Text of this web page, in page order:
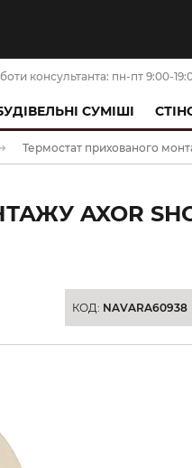
консультанта: пн-пт 9:00-
СУМІШІ
Термостат прихованого
AXOR
КОД: NAVARA60938